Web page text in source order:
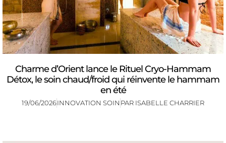
Charme d’Orient lance le Rituel Cryo-Hammam
Détox, le soin chaud/froid qui réinvente le hammam
en été
19/06/2026INNOVATION SOIN PAR ISABELLE CHARRIER